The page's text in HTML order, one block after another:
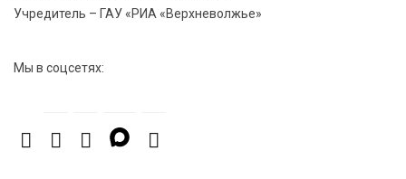
Учредитель – ГАУ «РИА «Верхневолжье»
Мы в соцсетях: